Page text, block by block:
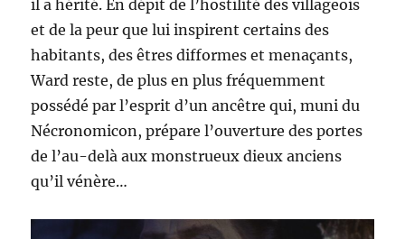
il a hérité. En dépit de l’hostilité des villageois
et de la peur que lui inspirent certains des
habitants, des êtres difformes et menaçants,
Ward reste, de plus en plus fréquemment
possédé par l’esprit d’un ancêtre qui, muni du
Nécronomicon, prépare l’ouverture des portes
de l’au-delà aux monstrueux dieux anciens
qu’il vénère…